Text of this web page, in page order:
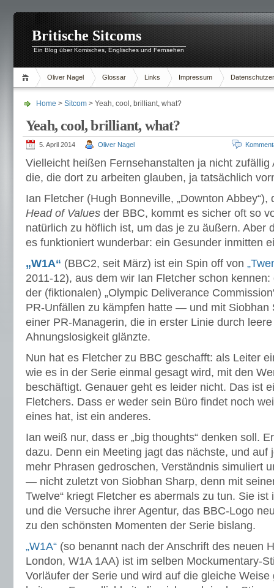
Britische Sitcoms
Ein Blog über Komisches, Englisches und Fernsehen
Oliver Nagel Glossar Links Impressum
Home > Sitcom > Yeah, cool, brilliant, what?
Yeah, cool, brilliant, what?
5. April 2014 Oliver Nagel
Vielleicht heißen Fernsehanstalten ja nicht
die, die dort zu arbeiten glauben, ja tatsächlich
Ian Fletcher (Hugh Bonneville, „Downton Abbey“),
Head of Values der BBC, kommt es sicher oft so
natürlich zu höflich ist, um das je zu äußern. Aber
es funktioniert wunderbar: ein Gesunder inmitten
„W1A“ (BBC2, seit März) ist ein Spin off von
2011-12), aus dem wir Ian Fletcher schon
der (fiktionalen) „Olympic Deliverance
PR-Unfällen zu kämpfen hatte — und mit Siobhan
einer PR-Managerin, die in erster Linie durch
Ahnungslosigkeit glänzte.
Nun hat es Fletcher zu BBC geschafft: als Leiter
wie es in der Serie einmal gesagt wird, mit den
beschäftigt. Genauer geht es leider nicht. Das ist
Fletchers. Dass er weder sein Büro findet noch
eines hat, ist ein anderes.
Ian weiß nur, dass er „big thoughts“ denken soll.
dazu. Denn ein Meeting jagt das nächste, und auf
mehr Phrasen gedroschen, Verständnis simuliert
— nicht zuletzt von Siobhan Sharp, denn mit
Twelve“ kriegt Fletcher es abermals zu tun. Sie
und die Versuche ihrer Agentur, das BBC-Logo
zu den schönsten Momenten der Serie bislang.
„W1A“ (so benannt nach der Anschrift des neuen
London, W1A 1AA) ist im selben Mockumentary-
Vorläufer der Serie und wird auf die gleiche